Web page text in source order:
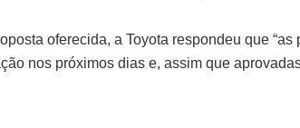
oferecida, a Toyota respondeu que
nos próximos dias e, assim que